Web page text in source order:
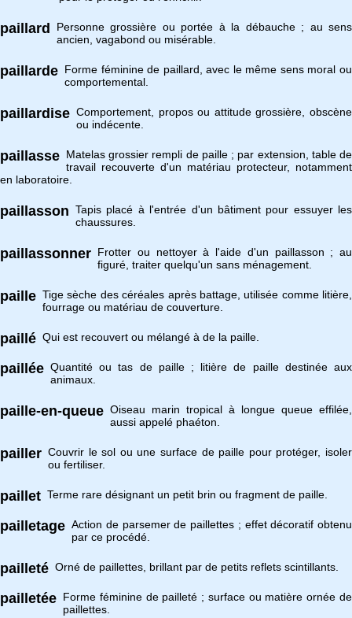
paillard
Personne grossière ou portée à la débauche ; au sens
ancien, vagabond ou misérable.
paillarde Forme féminine de paillard, avec le même sens moral ou
comportemental.
paillardise Comportement, propos ou attitude grossière, obscène
ou indécente.
paillasse Matelas grossier rempli de paille ; par extension, table de
travail recouverte d'un matériau protecteur, notamment
en laboratoire.
paillasson Tapis placé à l'entrée d'un bâtiment pour essuyer les
chaussures.
paillassonner Frotter ou nettoyer à l'aide d'un paillasson ; au
figuré, traiter quelqu'un sans ménagement.
paille Tige sèche des céréales après battage, utilisée comme litière,
fourrage ou matériau de couverture.
paillé Qui est recouvert ou mélangé à de la paille.
paillée Quantité ou tas de paille ; litière de paille destinée aux
animaux.
paille-en-queue Oiseau marin tropical à longue queue effilée,
aussi appelé phaéton.
pailler Couvrir le sol ou une surface de paille pour protéger, isoler
ou fertiliser.
paillet Terme rare désignant un petit brin ou fragment de paille.
pailletage Action de parsemer de paillettes ; effet décoratif obtenu
par ce procédé.
pailleté Orné de paillettes, brillant par de petits reflets scintillants.
pailletée Forme féminine de pailleté ; surface ou matière ornée de
paillettes.